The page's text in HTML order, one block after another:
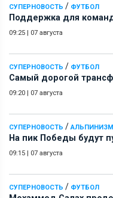
СУПЕРНОВОСТЬ / ФУТБОЛ
Поддержка для
09:25 | 07 августа
СУПЕРНОВОСТЬ / ФУТБОЛ
Самый дорогой
09:20 | 07 августа
СУПЕРНОВОСТЬ / АЛЬПИНИЗМ
На пик Победы будут
09:15 | 07 августа
СУПЕРНОВОСТЬ / ФУТБОЛ